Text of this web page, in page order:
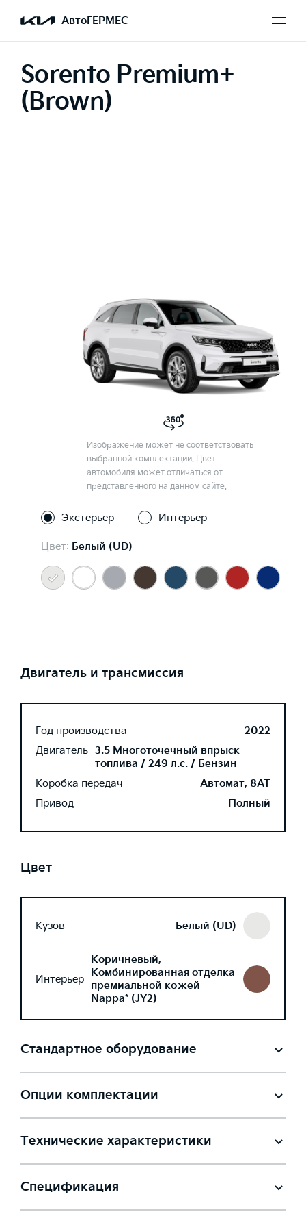
АвтоГЕРМЕС
Sorento Premium+
(Brown)
Изображение может не соответствовать
выбранной комплектации. Цвет
автомобиля может отличаться от
представленного на данном сайте.
Экстерьер Интерьер
Цвет: Белый (UD)
Двигатель и трансмиссия
Год производства
2022
Двигатель 3.5 Многоточечный впрыск
топлива / 249 л.с. / Бензин
Коробка передач
Автомат, 8AT
Привод
Полный
Цвет
Кузов Белый (UD)
Интерьер
Коричневый,
Комбинированная отделка
премиальной кожей
Nappa* (JY2)
Стандартное оборудование
Опции комплектации
Технические характеристики
Спецификация